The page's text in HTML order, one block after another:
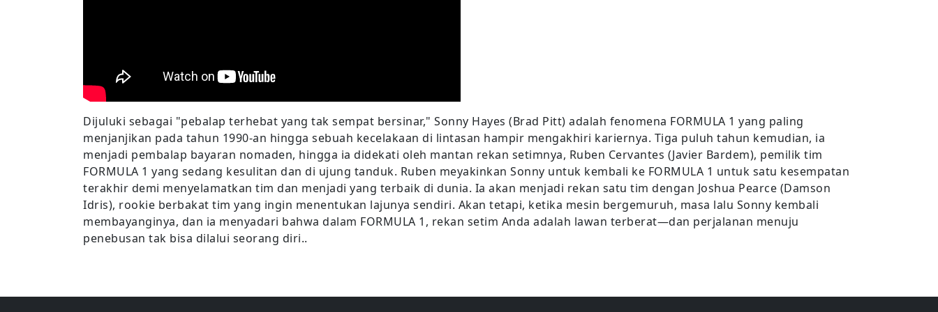
Dijuluki sebagai "pebalap terhebat yang tak sempat bersinar," Sonny Hayes (Brad Pitt) adalah fenomena FORMULA 1 yang paling
menjanjikan pada tahun 1990-an hingga sebuah kecelakaan di lintasan hampir mengakhiri kariernya. Tiga puluh tahun kemudian, ia
menjadi pembalap bayaran nomaden, hingga ia didekati oleh mantan rekan setimnya, Ruben Cervantes (Javier Bardem), pemilik tim
FORMULA 1 yang sedang kesulitan dan di ujung tanduk. Ruben meyakinkan Sonny untuk kembali ke FORMULA 1 untuk satu kesempatan
terakhir demi menyelamatkan tim dan menjadi yang terbaik di dunia. Ia akan menjadi rekan satu tim dengan Joshua Pearce (Damson
Idris), rookie berbakat tim yang ingin menentukan lajunya sendiri. Akan tetapi, ketika mesin bergemuruh, masa lalu Sonny kembali
membayanginya, dan ia menyadari bahwa dalam FORMULA 1, rekan setim Anda adalah lawan terberat—dan perjalanan menuju
penebusan tak bisa dilalui seorang diri..